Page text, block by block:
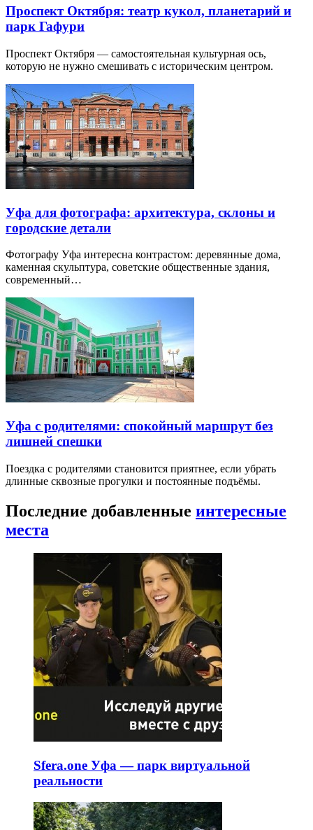
Проспект Октября: театр кукол, планетарий и
парк Гафури
Проспект Октября — самостоятельная культурная ось,
которую не нужно смешивать с историческим центром.
Уфа для фотографа: архитектура, склоны и
городские детали
Фотографу Уфа интересна контрастом: деревянные дома,
каменная скульптура, советские общественные здания,
современный…
Уфа с родителями: спокойный маршрут без
лишней спешки
Поездка с родителями становится приятнее, если убрать
длинные сквозные прогулки и постоянные подъёмы.
Последние добавленные интересные
места
Sfera.one Уфа — парк виртуальной
реальности